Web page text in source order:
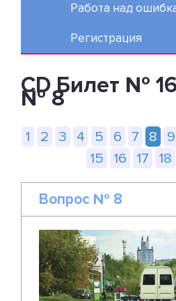
Работа над
Регистрация
CD Билет №
№ 8
1 2 3 4 5 6 7 8 9
15
16 17 18
Вопрос № 8